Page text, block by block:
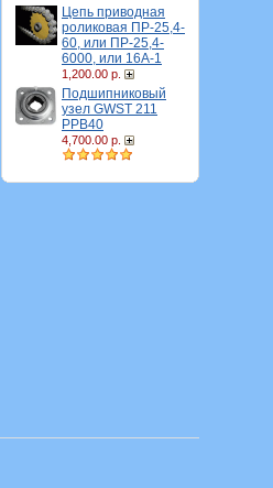
Цепь приводная
роликовая ПР-25,4-
60, или ПР-25,4-
6000, или 16A-1
1,200.00 р.
Подшипниковый
узел GWST 211
PPB40
4,700.00 р.